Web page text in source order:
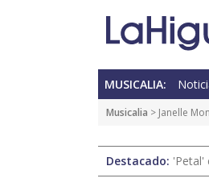
MUSICALIA:
Musicalia > Janelle
Destacado: 'Petal'